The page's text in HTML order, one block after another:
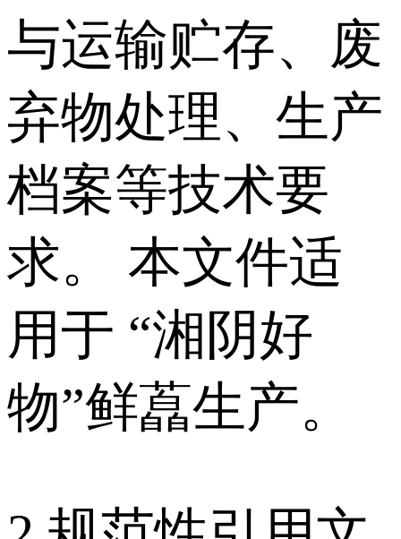
与运输贮存、废
弃物处理、生产
档案等技术要
求。 本文件适
用于 “湘阴好
物”鲜藠生产。